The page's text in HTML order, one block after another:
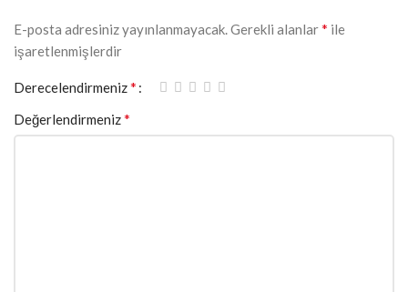
E-posta adresiniz yayınlanmayacak.Gerekli alanlar* ile
işaretlenmişlerdir
Derecelendirmeniz*
Değerlendirmeniz*